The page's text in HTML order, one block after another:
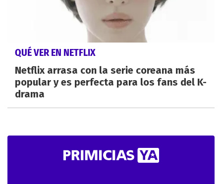
QUÉ VER EN NETFLIX
Netflix arrasa con la serie coreana más
popular y es perfecta para los fans del K-
drama